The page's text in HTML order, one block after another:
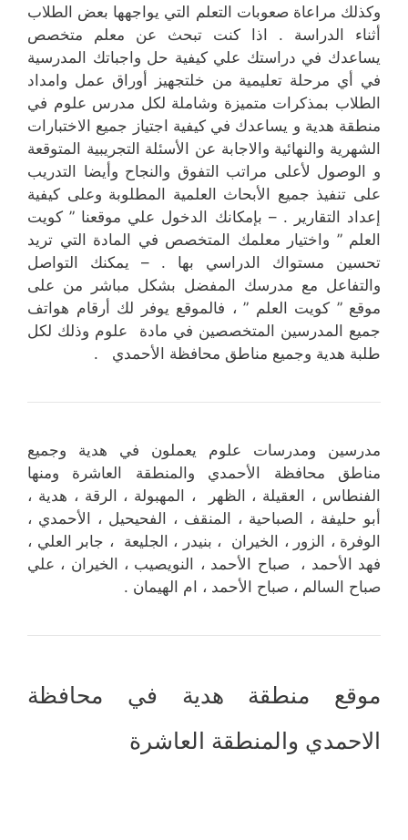
وكذلك مراعاة صعوبات التعلم التي يواجهها بعض الطلاب
أثناء الدراسة . اذا كنت تبحث عن معلم متخصص
يساعدك في دراستك علي كيفية حل واجباتك المدرسية
في أي مرحلة تعليمية من خلتجهيز أوراق عمل وامداد
الطلاب بمذكرات متميزة وشاملة لكل مدرس علوم في
منطقة هدية و يساعدك في كيفية اجتياز جميع الاختبارات
الشهرية والنهائية والاجابة عن الأسئلة التجريبية المتوقعة
و الوصول لأعلى مراتب التفوق والنجاح وأيضا التدريب
على تنفيذ جميع الأبحاث العلمية المطلوبة وعلى كيفية
إعداد التقارير . – بإمكانك الدخول علي موقعنا ” كويت
العلم ” واختيار معلمك المتخصص في المادة التي تريد
تحسين مستواك الدراسي بها . – يمكنك التواصل
والتفاعل مع مدرسك المفضل بشكل مباشر من على
موقع ” كويت العلم ” ، فالموقع يوفر لك أرقام هواتف
جميع المدرسين المتخصصين في مادة علوم وذلك لكل
طلبة هدية وجميع مناطق محافظة الأحمدي .
مدرسين ومدرسات علوم يعملون في هدية وجميع
مناطق محافظة الأحمدي والمنطقة العاشرة ومنها
الفنطاس ، العقيلة ، الظهر ، المهبولة ، الرقة ، هدية ،
أبو حليفة ، الصباحية ، المنقف ، الفحيحيل ، الأحمدي ،
الوفرة ، الزور ، الخيران ، بنيدر ، الجليعة ، جابر العلي ،
فهد الأحمد ، صباح الأحمد ، النويصيب ، الخيران ، علي
صباح السالم ، صباح الأحمد ، ام الهيمان .
موقع منطقة هدية في محافظة
الاحمدي والمنطقة العاشرة